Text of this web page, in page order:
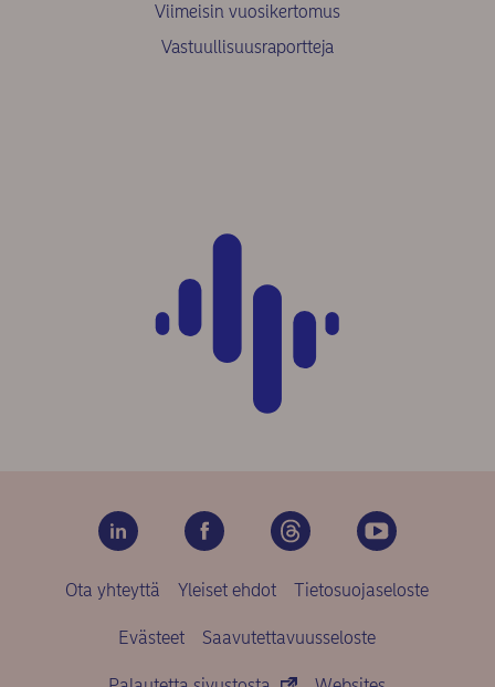
Viimeisin vuosikertomus
Vastuullisuusraportteja
Ota yhteyttä Yleiset ehdot Tietosuojaseloste
Evästeet Saavutettavuusseloste